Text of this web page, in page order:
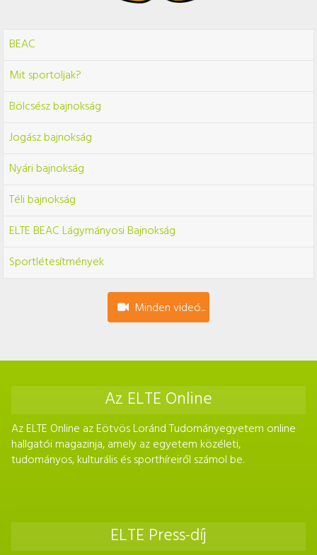
BEAC
Mit sportoljak?
Bölcsész bajnokság
Jogász bajnokság
Nyári bajnokság
Téli bajnokság
ELTE BEAC Lágymányosi Bajnokság
Sportlétesítmények
Minden videó...
Az ELTE Online
Az ELTE Online az Eötvös Loránd Tudományegyetem online
hallgatói magazinja, amely az egyetem közéleti,
tudományos, kulturális és sporthíreiről számol be.
ELTE Press-díj